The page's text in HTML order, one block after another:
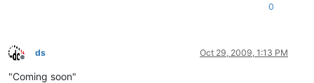
0
Offline
ds Oct 29, 2009, 1:13 PM
"Coming soon"